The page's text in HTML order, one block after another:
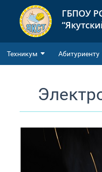
ГБПОУ
Техникум Абитуриенту